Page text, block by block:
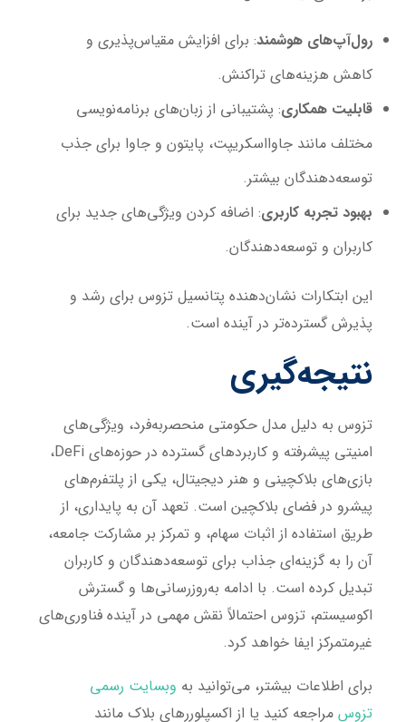
رول‌آپ‌های هوشمند: برای افزایش مقیاس‌پذیری و
کاهش هزینه‌های تراکنش.
قابلیت همکاری: پشتیبانی از زبان‌های برنامه‌نویسی
مختلف مانند جاوااسکریپت، پایتون و جاوا برای جذب
توسعه‌دهندگان بیشتر.
بهبود تجربه کاربری: اضافه کردن ویژگی‌های جدید برای
کاربران و توسعه‌دهندگان.
این ابتکارات نشان‌دهنده پتانسیل تزوس برای رشد و
پذیرش گسترده‌تر در آینده است.
نتیجه‌گیری
تزوس به دلیل مدل حکومتی منحصربه‌فرد، ویژگی‌های
امنیتی پیشرفته و کاربردهای گسترده در حوزه‌های DeFi،
بازی‌های بلاکچینی و هنر دیجیتال، یکی از پلتفرم‌های
پیشرو در فضای بلاکچین است. تعهد آن به پایداری، از
طریق استفاده از اثبات سهام، و تمرکز بر مشارکت جامعه،
آن را به گزینه‌ای جذاب برای توسعه‌دهندگان و کاربران
تبدیل کرده است. با ادامه به‌روزرسانی‌ها و گسترش
اکوسیستم، تزوس احتمالاً نقش مهمی در آینده فناوری‌های
غیرمتمرکز ایفا خواهد کرد.
برای اطلاعات بیشتر، می‌توانید به وبسایت رسمی
تزوس مراجعه کنید یا از اکسپلوررهای بلاک مانند